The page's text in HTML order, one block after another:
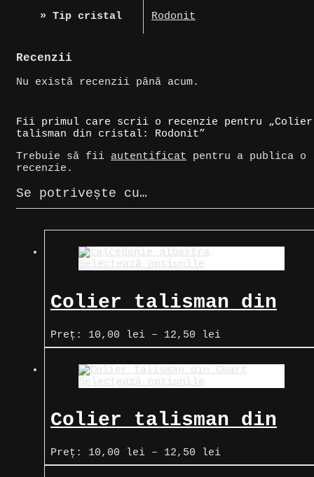
» Tip cristal Rodonit
Recenzii
Nu există recenzii până acum.
Fii primul care scrii o recenzie pentru „Colier
talisman din cristal: Rodonit”
Trebuie să fii autentificat pentru a publica o
recenzie.
Se potrivește cu…
Selectează opțiunile
Colier talisman din
Calcedonie albastră
Preț: 10,00 lei – 12,50 leiInterval
de
10,00 lei
Selectează opțiunile
Colier talisman din
Cuarț
Preț: 10,00 lei – 12,50 leiInterval
de